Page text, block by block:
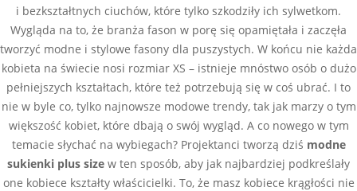
i bezkształtnych ciuchów, które tylko szkodziły ich sylwetkom.
Wygląda na to, że branża fason w porę się opamiętała i zaczęła
tworzyć modne i stylowe fasony dla puszystych. W końcu nie każda
kobieta na świecie nosi rozmiar XS – istnieje mnóstwo osób o dużo
pełniejszych kształtach, które też potrzebują się w coś ubrać. I to
nie w byle co, tylko najnowsze modowe trendy, tak jak marzy o tym
większość kobiet, które dbają o swój wygląd. A co nowego w tym
temacie słychać na wybiegach? Projektanci tworzą dziś modne
sukienki plus size w ten sposób, aby jak najbardziej podkreślały
one kobiece kształty właścicielki. To, że masz kobiece krągłości nie